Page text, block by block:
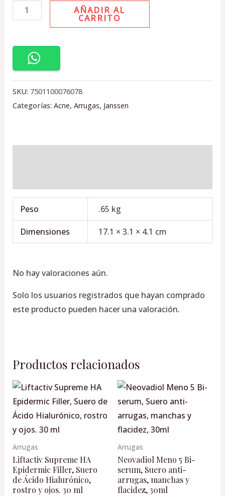
AÑADIR AL
CARRITO
SKU: 7501100076078
Categorías: Acne, Arrugas, Janssen
Peso .65 kg
Dimensiones 17.1 × 3.1 × 4.1 cm
No hay valoraciones aún.
Solo los usuarios registrados que hayan comprado
este producto pueden hacer una valoración.
Productos relacionados
Arrugas
Liftactiv Supreme HA
Epidermic Filler, Suero
de Ácido Hialurónico,
rostro y ojos. 30 ml
Arrugas
Neovadiol Meno 5 Bi-
serum, Suero anti-
arrugas, manchas y
flacidez, 30ml